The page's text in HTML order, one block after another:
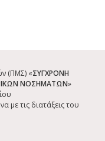
(ΠΜΣ) «ΣΥΓΧΡΟΝΗ
ΝΟΣΗΜΑΤΩΝ»
με τις διατάξεις του